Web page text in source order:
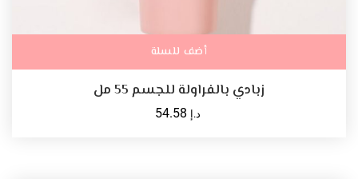
أضف للسلة
زبادي بالفراولة للجسم 55 مل
د.إ